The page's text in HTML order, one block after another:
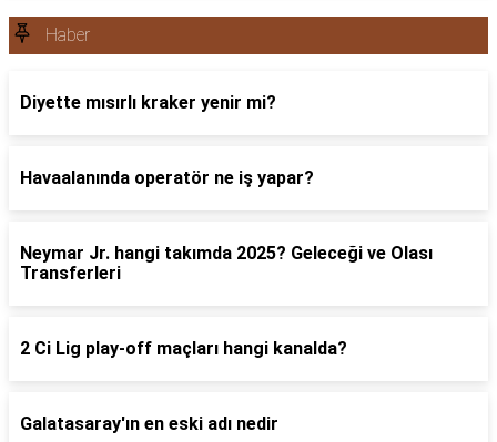
Haber
Diyette mısırlı kraker yenir mi?
Havaalanında operatör ne iş yapar?
Neymar Jr. hangi takımda 2025? Geleceği ve Olası
Transferleri
2 Ci Lig play-off maçları hangi kanalda?
Galatasaray'ın en eski adı nedir